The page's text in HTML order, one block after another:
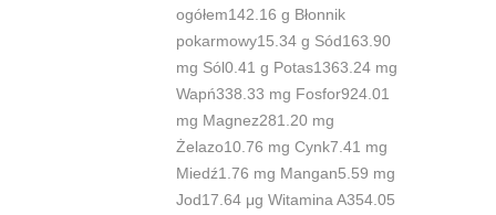
ogółem142.16 g Błonnik
pokarmowy15.34 g Sód163.90
mg Sól0.41 g Potas1363.24 mg
Wapń338.33 mg Fosfor924.01
mg Magnez281.20 mg
Żelazo10.76 mg Cynk7.41 mg
Miedź1.76 mg Mangan5.59 mg
Jod17.64 μg Witamina A354.05